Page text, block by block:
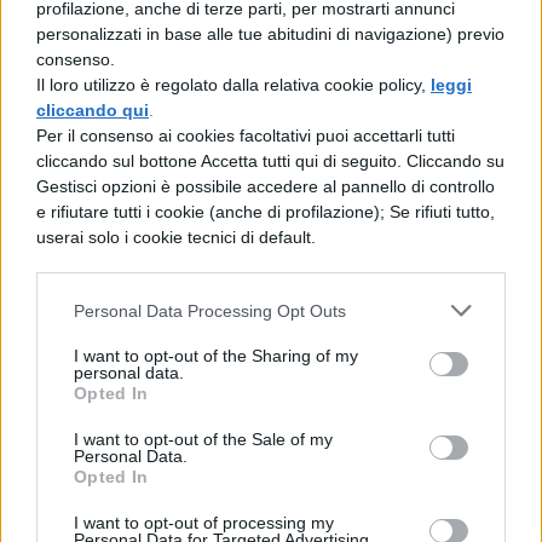
profilazione, anche di terze parti, per mostrarti annunci
personalizzati in base alle tue abitudini di navigazione) previo
consenso.
Il loro utilizzo è regolato dalla relativa cookie policy, leggi
cliccando qui
Per il consenso ai cookies facoltativi puoi accettarli tutti
cliccando sul bottone Accetta tutti qui di seguito. Cliccando su
Gestisci opzioni è possibile accedere al pannello di controllo
e rifiutare tutti i cookie (anche di profilazione); Se rifiuti tutto,
userai solo i cookie tecnici di default.
Personal Data Processing Opt Outs
I want to opt-out of the Sharing of my
personal data.
Opted In
I want to opt-out of the Sale of my
Personal Data.
Opted In
I want to opt-out of processing my
al mondo: le immagini potrebbero
rovinare i vostri sogni per qualche
settimana.
Il tuo ex – o il suo partner:la gelosia
o la semplice curiosità in questi può
essere cattiva consigliera. Oltre a
Facebook, infatti, anche Google ci può
fornire informazioni importanti
riguardo ai nostri ex o ai loro
compagni: dettagli come per esempio
potrebbero colpirci duramente allo